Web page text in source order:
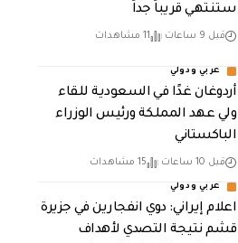
ستنتهي قريباً جداً
قبل 9 ساعات 11 مشاهدات
عربي ودولي
أردوغان غدًا في السعودية للقاء
ولي عهد المملكة ورئيس الوزراء
الباكستاني
قبل 10 ساعات 15 مشاهدات
عربي ودولي
اعلام إيراني: دوي انفجارين في جزيرة
قشم نتيجة التصدي لأهداف